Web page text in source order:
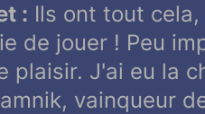
: Ils ont tout
de jouer ! Peu
plaisir. J'ai eu la
vainqueur